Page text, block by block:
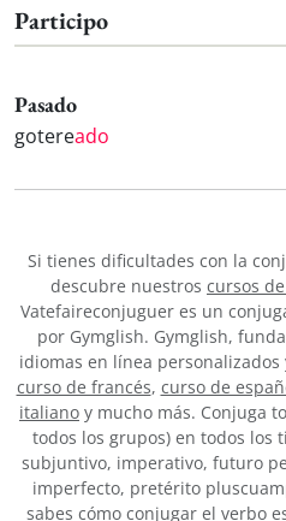
Participo
Pasado
gotereado
Si tienes dificultades con la
descubre nuestros cursos
Vatefaireconjuguer es un
por Gymglish. Gymglish,
idiomas en línea personalizados
curso de francés, curso de
italiano y mucho más. Conjuga
todos los grupos) en todos los
subjuntivo, imperativo, futuro
imperfecto, pretérito
sabes cómo conjugar el verbo